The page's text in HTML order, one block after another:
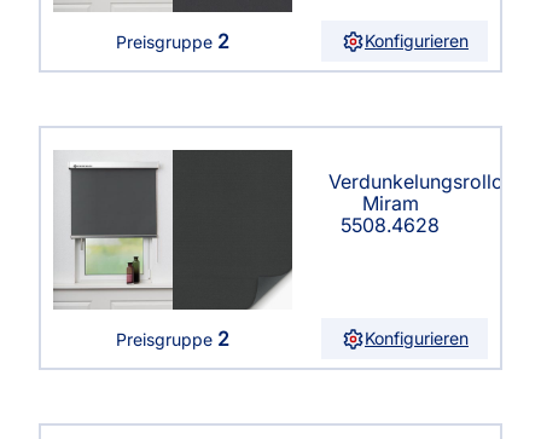
Preisgruppe 2 Konfigurieren
Verdunkelungsrollo
Miram
5508.4628
Preisgruppe 2 Konfigurieren